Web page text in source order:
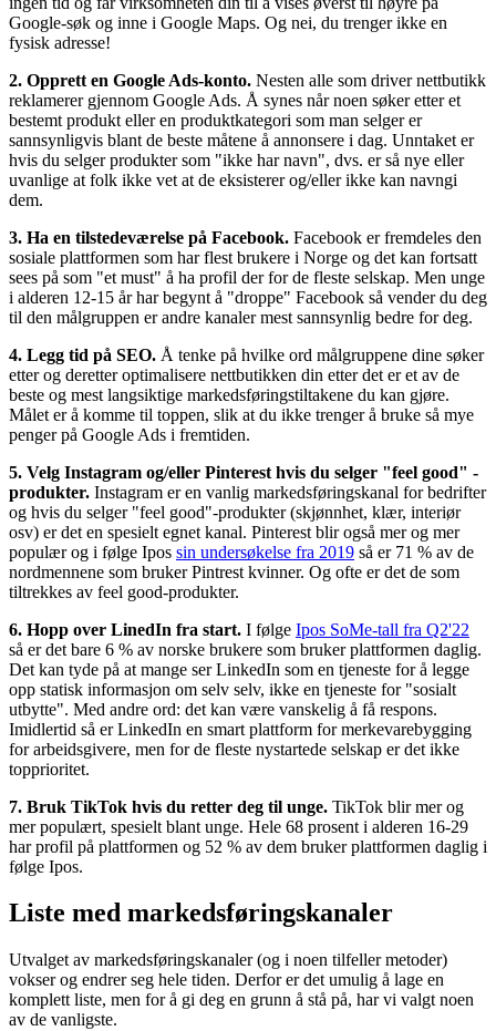
Google-søk og inne i Google Maps. Og nei, du trenger ikke en
fysisk adresse!
2. Opprett en Google Ads-konto. Nesten alle som driver nettbutikk
reklamerer gjennom Google Ads. Å synes når noen søker etter et
bestemt produkt eller en produktkategori som man selger er
sannsynligvis blant de beste måtene å annonsere i dag. Unntaket er
hvis du selger produkter som "ikke har navn", dvs. er så nye eller
uvanlige at folk ikke vet at de eksisterer og/eller ikke kan navngi
dem.
3. Ha en tilstedeværelse på Facebook. Facebook er fremdeles den
sosiale plattformen som har flest brukere i Norge og det kan fortsatt
sees på som "et must" å ha profil der for de fleste selskap. Men unge
i alderen 12-15 år har begynt å "droppe" Facebook så vender du deg
til den målgruppen er andre kanaler mest sannsynlig bedre for deg.
4. Legg tid på SEO. Å tenke på hvilke ord målgruppene dine søker
etter og deretter optimalisere nettbutikken din etter det er et av de
beste og mest langsiktige markedsføringstiltakene du kan gjøre.
Målet er å komme til toppen, slik at du ikke trenger å bruke så mye
penger på Google Ads i fremtiden.
5. Velg Instagram og/eller Pinterest hvis du selger "feel good" -
produkter. Instagram er en vanlig markedsføringskanal for bedrifter
og hvis du selger "feel good"-produkter (skjønnhet, klær, interiør
osv) er det en spesielt egnet kanal. Pinterest blir også mer og mer
populær og i følge Ipos sin undersøkelse fra 2019 så er 71 % av de
nordmennene som bruker Pintrest kvinner. Og ofte er det de som
tiltrekkes av feel good-produkter.
6. Hopp over LinedIn fra start. I følge Ipos SoMe-tall fra Q2'22
så er det bare 6 % av norske brukere som bruker plattformen daglig.
Det kan tyde på at mange ser LinkedIn som en tjeneste for å legge
opp statisk informasjon om selv selv, ikke en tjeneste for "sosialt
utbytte". Med andre ord: det kan være vanskelig å få respons.
Imidlertid så er LinkedIn en smart plattform for merkevarebygging
for arbeidsgivere, men for de fleste nystartede selskap er det ikke
topprioritet.
7. Bruk TikTok hvis du retter deg til unge. TikTok blir mer og
mer populært, spesielt blant unge. Hele 68 prosent i alderen 16-29
har profil på plattformen og 52 % av dem bruker plattformen daglig i
følge Ipos.
Liste med markedsføringskanaler
Utvalget av markedsføringskanaler (og i noen tilfeller metoder)
vokser og endrer seg hele tiden. Derfor er det umulig å lage en
komplett liste, men for å gi deg en grunn å stå på, har vi valgt noen
av de vanligste.